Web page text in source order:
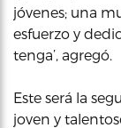
jóvenes; una
esfuerzo y
tenga’, agregó.
Este será la
joven y